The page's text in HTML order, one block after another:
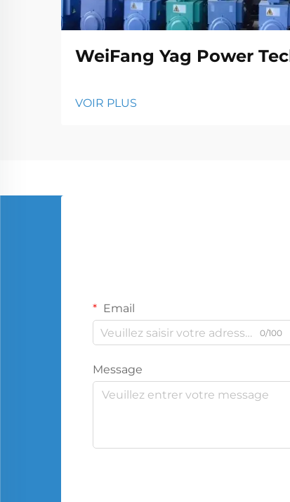
WeiFang Yag Power
VOIR PLUS
Email
0/100
Message